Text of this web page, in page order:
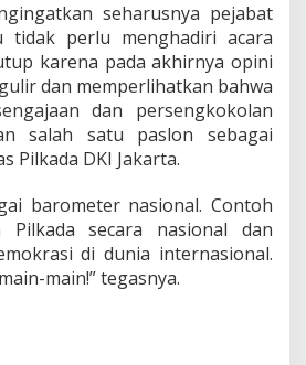
seharusnya pejabat
tidak perlu menghadiri acara
karena pada akhirnya opini
dan memperlihatkan bahwa
dan persengkokolan
salah satu paslon sebagai
Pilkada DKI Jakarta.
barometer nasional. Contoh
Pilkada secara nasional dan
di dunia internasional.
main!” tegasnya.